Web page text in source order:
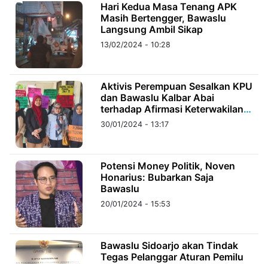
Kabarbaru.co
2026
Kabarbaru
Media
Holding
Hari Kedua Masa Tenang APK
Masih Bertengger, Bawaslu
Langsung Ambil Sikap
13/02/2024 - 10:28
Aktivis Perempuan Sesalkan KPU
dan Bawaslu Kalbar Abai
terhadap Afirmasi Keterwakilan
Perempuan
30/01/2024 - 13:17
Potensi Money Politik, Noven
Honarius: Bubarkan Saja
Bawaslu
20/01/2024 - 15:53
Bawaslu Sidoarjo akan Tindak
Tegas Pelanggar Aturan Pemilu